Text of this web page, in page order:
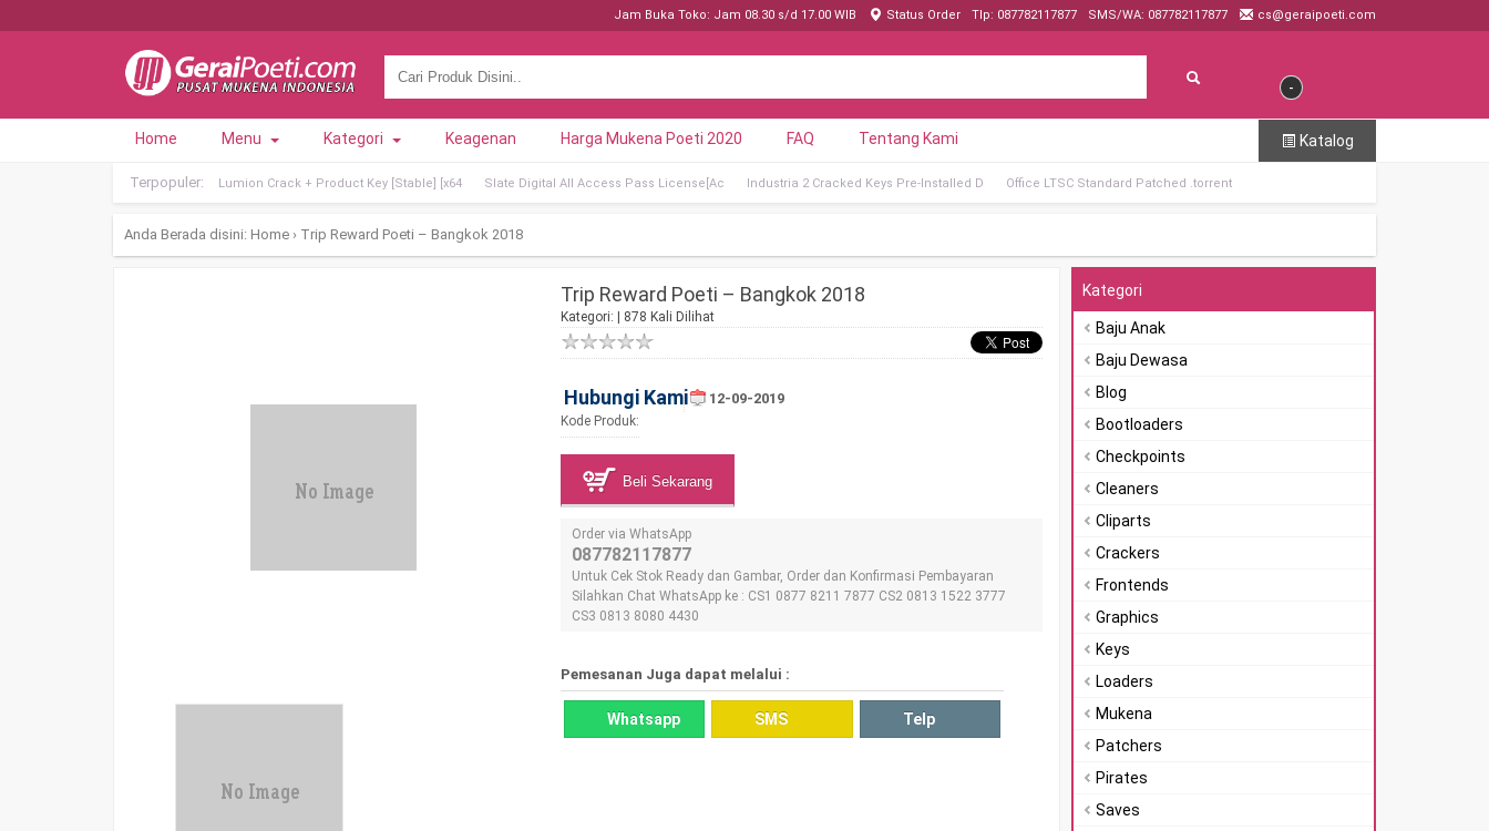
Jam Buka Toko: Jam 08.30 s/d 17.00 WIB Status Order Tlp: 087782117877 SMS/WA: 087782117877 cs@geraipoeti.com
-
Home Menu Kategori Keagenan Harga Mukena Poeti 2020 FAQ Tentang Kami Katalog
Terpopuler: Lumion Crack + Product Key [Stable] [x64 Slate Digital All Access Pass License[Ac Industria 2 Cracked Keys Pre-Installed D Office LTSC Standard Patched .tоrrеnt
Anda Berada disini: Home › Trip Reward Poeti – Bangkok 2018
Trip Reward Poeti – Bangkok 2018
Kategori: | 878 Kali Dilihat
Hubungi Kami
Kode Produk:
12-09-2019
Beli Sekarang
Order via WhatsApp
087782117877
Untuk Cek Stok Ready dan Gambar, Order dan Konfirmasi Pembayaran
Silahkan Chat WhatsApp ke : CS1 0877 8211 7877 CS2 0813 1522 3777
CS3 0813 8080 4430
Pemesanan Juga dapat melalui :
Whatsapp SMS Telp
Kategori
Baju Anak
Baju Dewasa
Blog
Bootloaders
Checkpoints
Cleaners
Cliparts
Crackers
Frontends
Graphics
Keys
Loaders
Mukena
Patchers
Pirates
Saves